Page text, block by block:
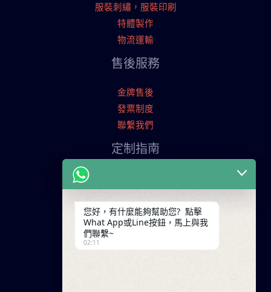
服裝刺繡，服裝印刷
特體製作
物流運輸
售後服務
金牌售後
發票制度
聯繫我們
定制指南
交易條款
聯繫我們
您好，有什麼能夠幫助您? 點擊
What App或Line按鈕，馬上與我
們聯繫~
02:11